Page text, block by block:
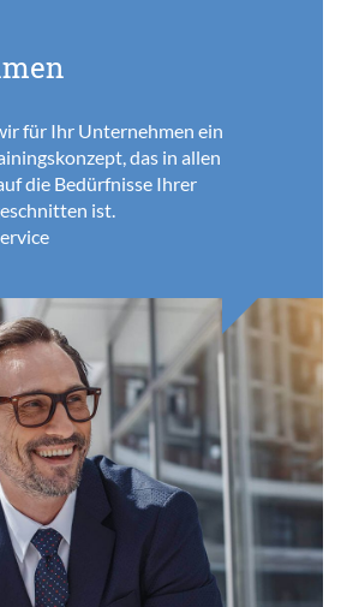
für Ihr Unternehmen ein
das in allen
die Bedürfnisse Ihrer
ist.